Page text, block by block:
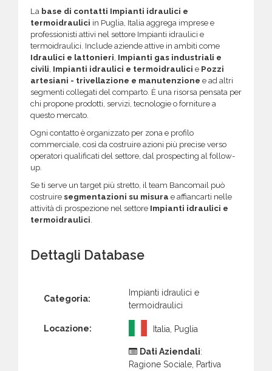
La base di contatti Impianti idraulici e
termoidraulici in Puglia, Italia aggrega imprese e
professionisti attivi nel settore Impianti idraulici e
termoidraulici. Include aziende attive in ambiti come
Idraulici e lattonieri, Impianti gas industriali e
civili, Impianti idraulici e termoidraulici e Pozzi
artesiani - trivellazione e manutenzione e ad altri
segmenti collegati del comparto. È una risorsa pensata per
chi propone prodotti, servizi, tecnologie o forniture a
questo mercato.
Ogni contatto è organizzato per zona e profilo
commerciale, così da costruire azioni più precise verso
operatori qualificati del settore, dal prospecting al follow-
up.
Se ti serve un target più stretto, il team Bancomail può
costruire segmentazioni su misura e affiancarti nelle
attività di prospezione nel settore Impianti idraulici e
termoidraulici.
Dettagli Database
Categoria:
Impianti idraulici e
termoidraulici
Locazione: Italia, Puglia
Dati Aziendali:
Ragione Sociale, Partiva